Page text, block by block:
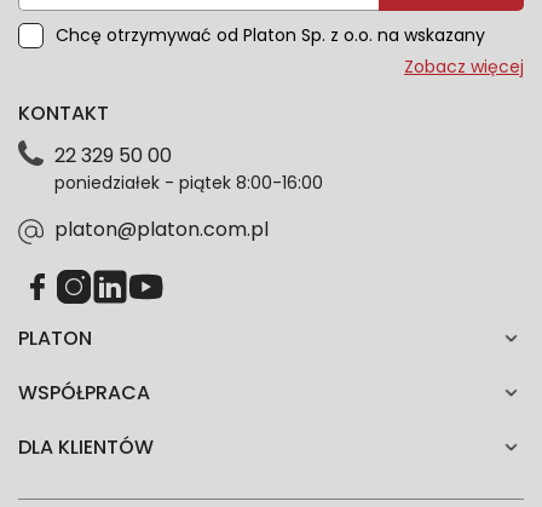
Chcę otrzymywać od Platon Sp. z o.o. na wskazany
przeze mnie adres e-mail informacje marketingowe
dotyczące danych osobowych znajdziesz w naszej
każdym czasie. Wycofanie zgody nie wpłynie na
zgodność z prawem przetwarzania dokonanego przed
Zobacz więcej
PLATON
WSPÓŁPRACA
DLA KLIENTÓW
KONTAKT
22 329 50 00
poniedziałek - piątek 8:00-16:00
platon@platon.com.pl